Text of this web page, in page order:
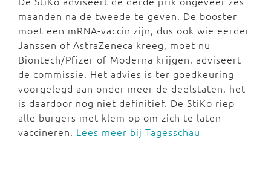
maanden na de tweede te geven. De booster
moet een mRNA-vaccin zijn, dus ook wie eerder
Janssen of AstraZeneca kreeg, moet nu
Biontech/Pfizer of Moderna krijgen, adviseert
de commissie. Het advies is ter goedkeuring
voorgelegd aan onder meer de deelstaten, het
is daardoor nog niet definitief. De StiKo riep
alle burgers met klem op om zich te laten
vaccineren. Lees meer bij Tagesschau